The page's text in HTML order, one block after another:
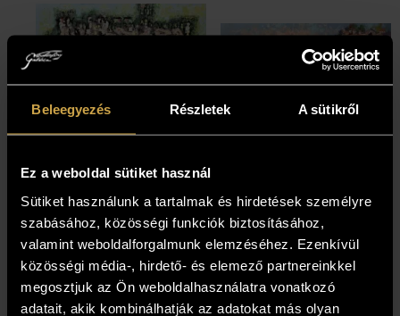
Beleegyezés Részletek A sütikről
Ez a weboldal sütiket használ
Sütiket használunk a tartalmak és hirdetések személyre
szabásához, közösségi funkciók biztosításához,
valamint weboldalforgalmunk elemzéséhez. Ezenkívül
közösségi média-, hirdető- és elemező partnereinkkel
megosztjuk az Ön weboldalhasználatra vonatkozó
adatait, akik kombinálhatják az adatokat más olyan
Vojnits Richárd -
Ballada (70x100
cm)
781 000Ft
Vojnits Richárd -
Campanilék,
kupolák (50x100
cm)
565 000